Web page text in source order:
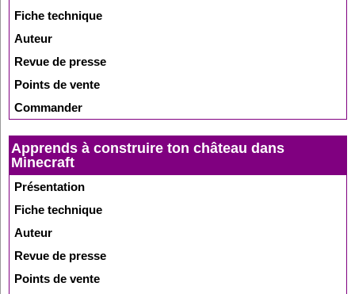
Fiche technique
Auteur
Revue de presse
Points de vente
Commander
Apprends à construire ton château dans
Minecraft
Présentation
Fiche technique
Auteur
Revue de presse
Points de vente